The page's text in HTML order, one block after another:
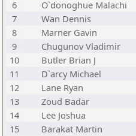
6
O`donoghue Malachi
7
Wan Dennis
8
Marner Gavin
9
Chugunov Vladimir
10
Butler Brian J
11
D`arcy Michael
12
Lane Ryan
13
Zoud Badar
14
Lee Joshua
15
Barakat Martin